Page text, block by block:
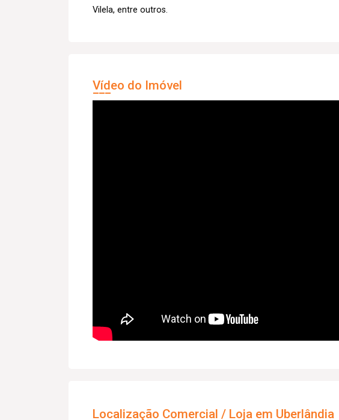
Vilela, entre outros.
Vídeo do Imóvel
Localização Comercial / Loja em Uberlândia